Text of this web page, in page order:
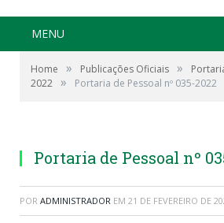
MENU
Home » Publicações Oficiais »
2022 » Portaria de Pessoal nº 035-2022
Portaria de Pessoal nº
POR ADMINISTRADOR EM 21 DE FEVEREIRO DE